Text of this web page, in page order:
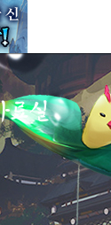
료실
갤러리
디어센터